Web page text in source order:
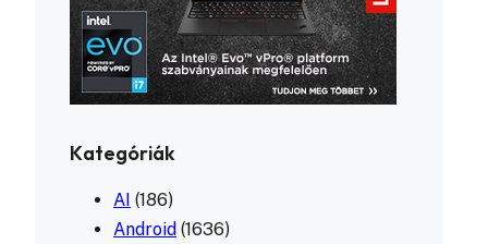
Kategóriák
AI (186)
Android (1636)